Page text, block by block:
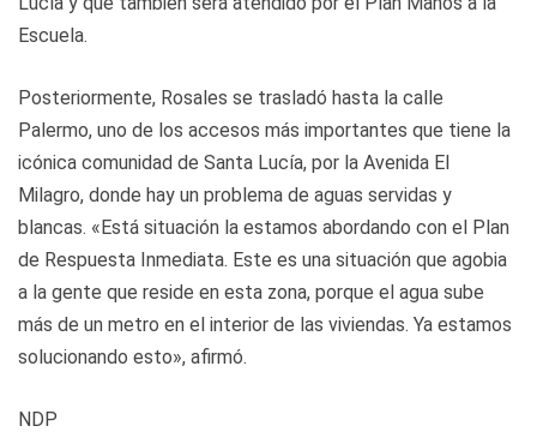
Escuela.
Posteriormente, Rosales se trasladó hasta la calle
Palermo, uno de los accesos más importantes que tiene la
icónica comunidad de Santa Lucía, por la Avenida El
Milagro, donde hay un problema de aguas servidas y
blancas. «Está situación la estamos abordando con el Plan
de Respuesta Inmediata. Este es una situación que agobia
a la gente que reside en esta zona, porque el agua sube
más de un metro en el interior de las viviendas. Ya estamos
solucionando esto», afirmó.
NDP